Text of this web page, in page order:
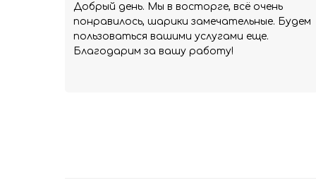
Добрый день. Мы в восторге, всё очень
понравилось, шарики замечательные. Будем
пользоваться вашими услугами еще.
Благодарим за вашу работу!